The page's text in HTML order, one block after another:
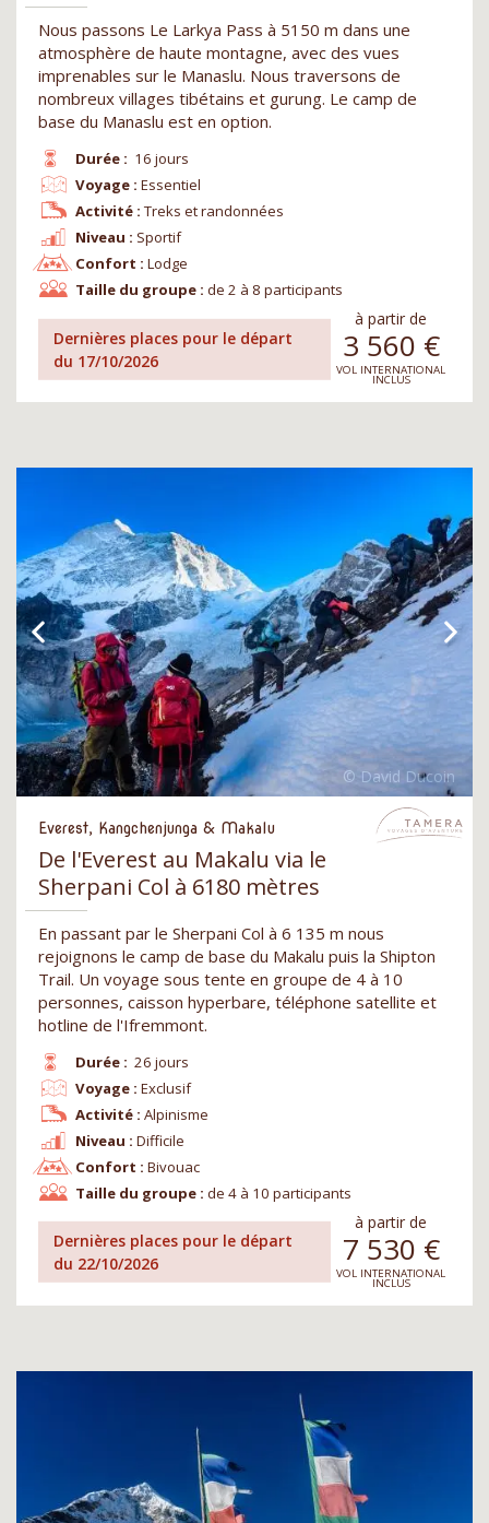
Nous passons Le Larkya Pass à 5150 m dans une
atmosphère de haute montagne, avec des vues
imprenables sur le Manaslu. Nous traversons de
nombreux villages tibétains et gurung. Le camp de
base du Manaslu est en option.
Durée : 16 jours
Niveau : Sportif
Voyage : Essentiel
Confort : Lodge
Activité : Treks et randonnées
Taille du groupe : de 2 à 8 participants
Dernières places pour le départ
du 17/10/2026
à partir de
3 560 €
VOL INTERNATIONAL
INCLUS
Everest, Kangchenjunga & Makalu
De l'Everest au Makalu via le
Sherpani Col à 6180 mètres
En passant par le Sherpani Col à 6 135 m nous
rejoignons le camp de base du Makalu puis la Shipton
Trail. Un voyage sous tente en groupe de 4 à 10
personnes, caisson hyperbare, téléphone satellite et
hotline de l'Ifremmont.
Durée : 26 jours
Niveau : Difficile
Voyage : Exclusif
Confort : Bivouac
Activité : Alpinisme
Taille du groupe : de 4 à 10 participants
Dernières places pour le départ
du 22/10/2026
à partir de
7 530 €
VOL INTERNATIONAL
INCLUS